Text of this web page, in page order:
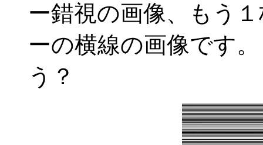
ー錯視の画像、もう
ーの横線の画像です
う？